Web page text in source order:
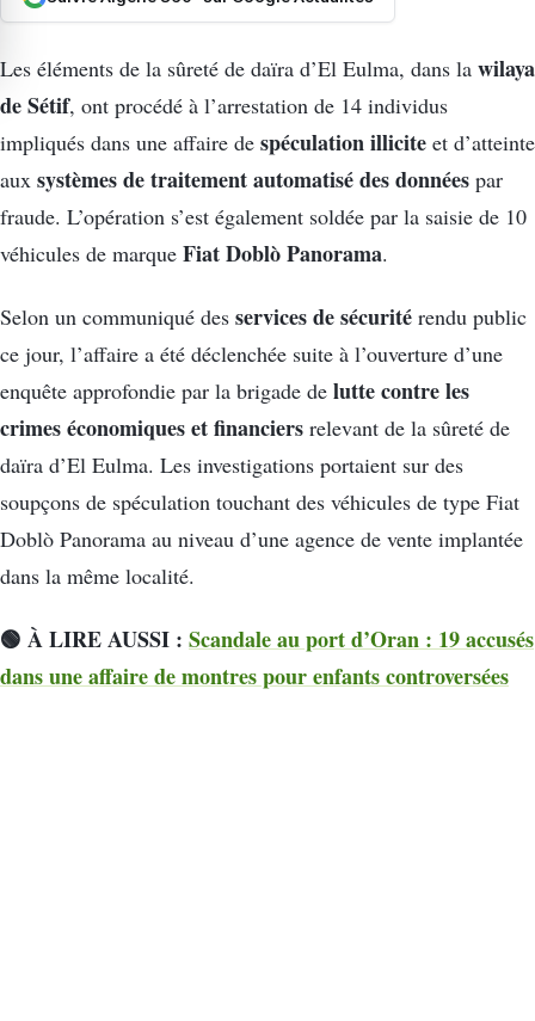
Les éléments de la sûreté de daïra d’El Eulma, dans la wilaya
de Sétif, ont procédé à l’arrestation de 14 individus
impliqués dans une affaire de spéculation illicite et d’atteinte
aux systèmes de traitement automatisé des données par
fraude. L’opération s’est également soldée par la saisie de 10
véhicules de marque Fiat Doblò Panorama.
Selon un communiqué des services de sécurité rendu public
ce jour, l’affaire a été déclenchée suite à l’ouverture d’une
enquête approfondie par la brigade de lutte contre les
crimes économiques et financiers relevant de la sûreté de
daïra d’El Eulma. Les investigations portaient sur des
soupçons de spéculation touchant des véhicules de type Fiat
Doblò Panorama au niveau d’une agence de vente implantée
dans la même localité.
🟢 À LIRE AUSSI : Scandale au port d’Oran : 19 accusés
dans une affaire de montres pour enfants controversées